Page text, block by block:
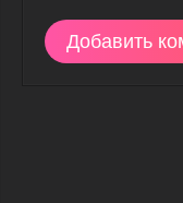
Добавить